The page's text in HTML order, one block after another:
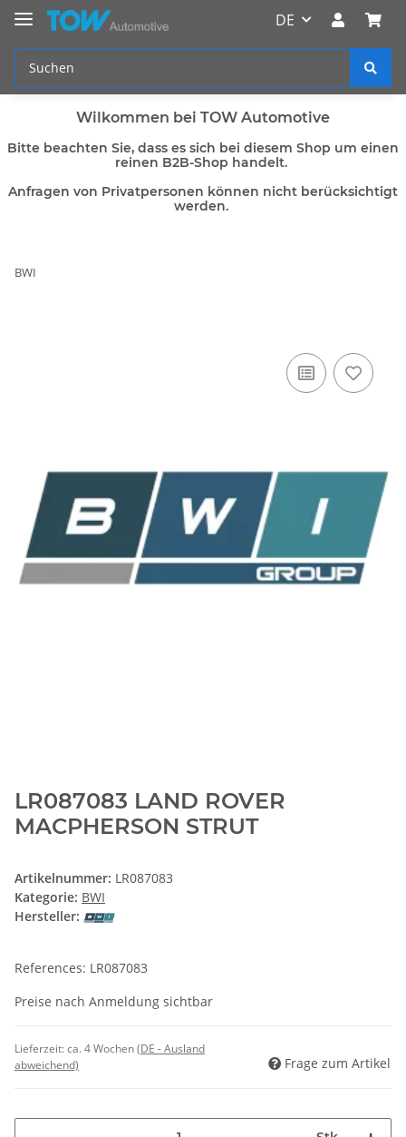
DE
Wilkommen bei TOW Automotive
Bitte beachten Sie, dass es sich bei diesem Shop um einen
reinen B2B-Shop handelt.
Anfragen von Privatpersonen können nicht berücksichtigt
werden.
BWI
LR087083 LAND ROVER
MACPHERSON STRUT
Artikelnummer: LR087083
Kategorie: BWI
Hersteller:
References: LR087083
Preise nach Anmeldung sichtbar
Lieferzeit:ca. 4 Wochen(DE - Ausland
abweichend)
Frage zum Artikel